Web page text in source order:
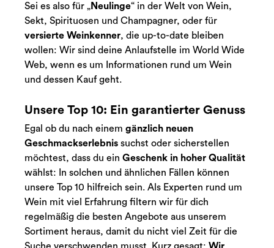
Sei es also für „Neulinge“ in der Welt von Wein,
Sekt, Spirituosen und Champagner, oder für
versierte Weinkenner, die up-to-date bleiben
wollen: Wir sind deine Anlaufstelle im World Wide
Web, wenn es um Informationen rund um Wein
und dessen Kauf geht.
Unsere Top 10: Ein garantierter Genuss
Egal ob du nach einem gänzlich neuen
Geschmackserlebnis suchst oder sicherstellen
möchtest, dass du ein Geschenk in hoher Qualität
wählst: In solchen und ähnlichen Fällen können
unsere Top 10 hilfreich sein. Als Experten rund um
Wein mit viel Erfahrung filtern wir für dich
regelmäßig die besten Angebote aus unserem
Sortiment heraus, damit du nicht viel Zeit für die
Suche verschwenden musst. Kurz gesagt: Wir